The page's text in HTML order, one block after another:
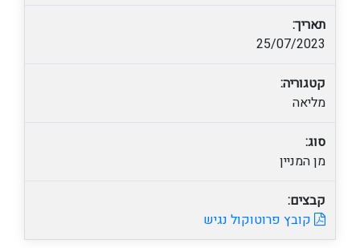
תאריך:
25/07/2023
קטגוריה:
מליאה
סוג:
מן המניין
קבצים:
קובץ פרוטוקול נגיש